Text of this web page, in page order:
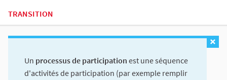
TRANSITION
Un processus de participation est une séquence
d'activités de participation (par exemple remplir